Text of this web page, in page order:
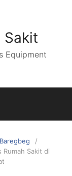
Sakit
Equipment
Baregbeg
Sakit di